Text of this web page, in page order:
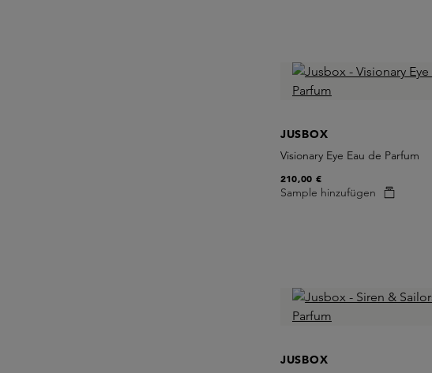
JUSBOX
Visionary Eye Eau de Parfum
Sample hinzufügen
210,00 €
JUSBOX